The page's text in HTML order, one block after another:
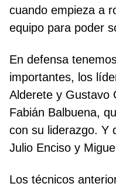
cuando empieza a
equipo para poder
En defensa
importantes, los
Alderete y Gustavo
Fabián Balbuena,
con su liderazgo. Y
Julio Enciso y
Los técnicos